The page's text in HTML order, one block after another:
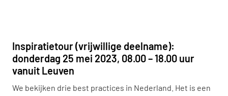
Inspiratietour (vrijwillige deelname):
donderdag 25 mei 2023, 08.00 – 18.00 uur
vanuit Leuven
We bekijken drie best practices in Nederland. Het is een